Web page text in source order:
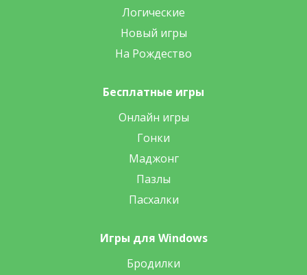
Логические
Новый игры
На Рождество
Бесплатные игры
Онлайн игры
Гонки
Маджонг
Пазлы
Пасхалки
Игры для Windows
Бродилки